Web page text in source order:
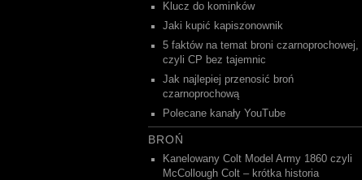
Klucz do kominków
Jaki kupić kapiszonownik
5 faktów na temat broni czarnoprochowej,
czyli CP bez tajemnic
Jak najlepiej przenosić broń
czarnoprochową
Polecane kanały YouTube
BROŃ
Kanelowany Colt Model Army 1860 czyli
McCollough Colt – krótka historia